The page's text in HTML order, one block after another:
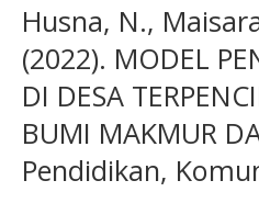
Husna, N.,
(2022). MODEL
DI DESA
BUMI MAKMUR
Pendidikan,